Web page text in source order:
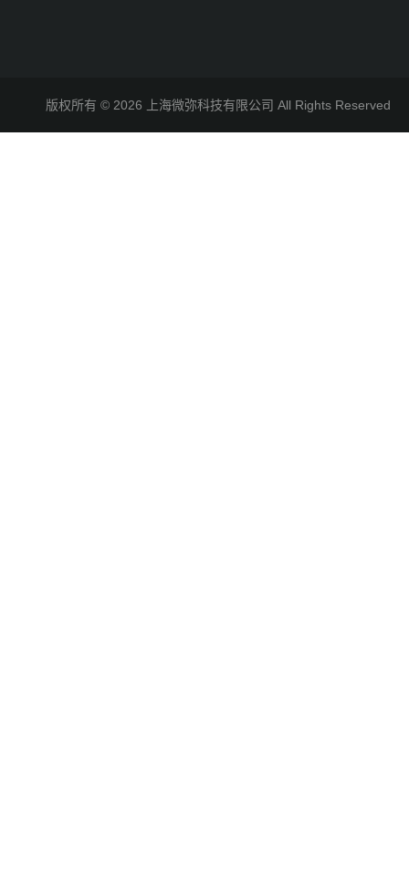
版权所有 © 2026 上海微弥科技有限公司 All Rights